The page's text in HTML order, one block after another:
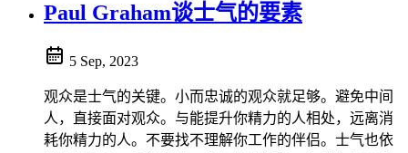
Paul Graham谈士气的要素
5 Sep, 2023
观众是士气的关键。小而忠诚的观众就足够。避免中间
人，直接面对观众。与能提升你精力的人相处，远离消
耗你精力的人。不要找不理解你工作的伴侣。士气也依